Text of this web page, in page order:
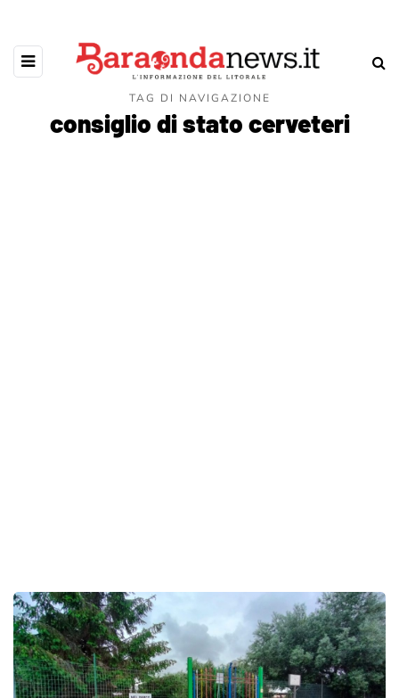
TAG DI NAVIGAZIONE
consiglio di stato cerveteri